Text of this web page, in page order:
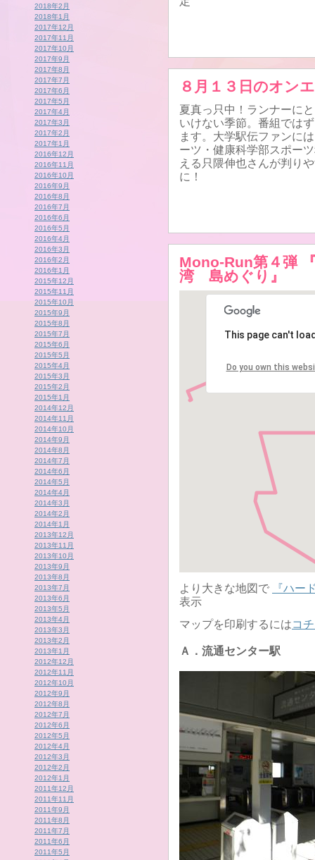
2018年2月
2018年1月
2017年12月
2017年11月
2017年10月
2017年9月
2017年8月
2017年7月
2017年6月
2017年5月
2017年4月
2017年3月
2017年2月
2017年1月
2016年12月
2016年11月
2016年10月
2016年9月
2016年8月
2016年7月
2016年6月
2016年5月
2016年4月
2016年3月
2016年2月
2016年1月
2015年12月
2015年11月
2015年10月
2015年9月
2015年8月
2015年7月
2015年6月
2015年5月
2015年4月
2015年3月
2015年2月
2015年1月
2014年12月
2014年11月
2014年10月
2014年9月
2014年8月
2014年7月
2014年6月
2014年5月
2014年4月
2014年3月
2014年2月
2014年1月
2013年12月
2013年11月
2013年10月
2013年9月
2013年8月
2013年7月
2013年6月
2013年5月
2013年4月
2013年3月
2013年2月
2013年1月
2012年12月
2012年11月
2012年10月
2012年9月
2012年8月
2012年7月
2012年6月
2012年5月
2012年4月
2012年3月
2012年2月
2012年1月
2011年12月
2011年11月
2011年9月
2011年8月
2011年7月
2011年6月
2011年5月
８月１３日のオン
夏真っ只中！ランナーに
いけない季節。番組では
ます。大学駅伝ファンに
ーツ・健康科学部スポー
える只隈伸也さんが判り
に！
Mono-Run第４弾
湾 島めぐり』
This page can't
Do you own this
より大きな地図で
『ハー
表示
マップを印刷するにはコ
Ａ．流通センター駅